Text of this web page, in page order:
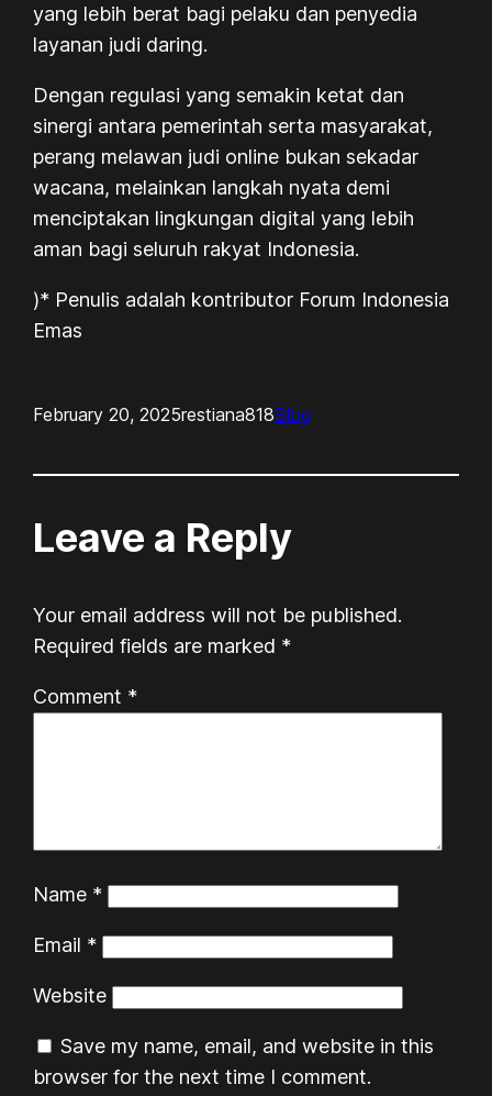
yang lebih berat bagi pelaku dan penyedia
layanan judi daring.
Dengan regulasi yang semakin ketat dan
sinergi antara pemerintah serta masyarakat,
perang melawan judi online bukan sekadar
wacana, melainkan langkah nyata demi
menciptakan lingkungan digital yang lebih
aman bagi seluruh rakyat Indonesia.
)* Penulis adalah kontributor Forum Indonesia
Emas
February 20, 2025restiana818Blog
Leave a Reply
Your email address will not be published.
Required fields are marked *
Comment *
Name *
Email *
Website
Save my name, email, and website in this
browser for the next time I comment.